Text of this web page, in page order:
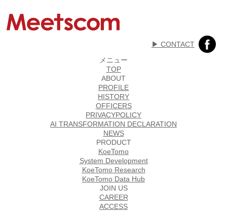
▶︎ CONTACT
メニュー
TOP
ABOUT
PROFILE
HISTORY
OFFICERS
PRIVACYPOLICY
AI TRANSFORMATION DECLARATION
NEWS
PRODUCT
KoeTomo
System Development
KoeTomo Research
KoeTomo Data Hub
JOIN US
CAREER
ACCESS